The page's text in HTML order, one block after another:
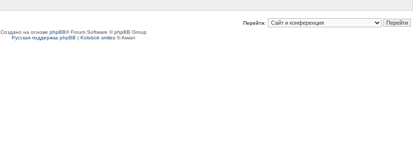
Перейти:
Создано на основе phpBB® Forum Software © phpBB Group
Русская поддержка phpBB | Kolobok smiles© Aiwan